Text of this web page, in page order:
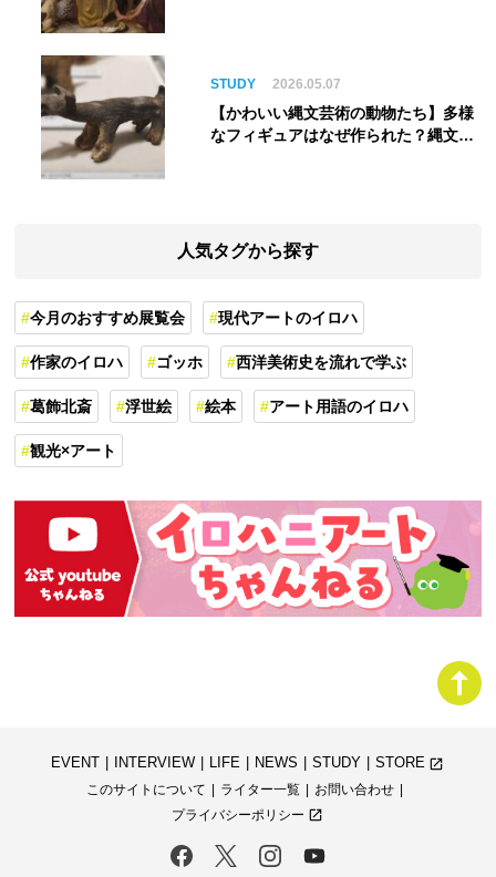
STUDY 2026.05.07
【かわいい縄文芸術の動物たち】多様
なフィギュアはなぜ作られた？縄文人
人気タグから探す
今月のおすすめ展覧会 現代アートのイロハ
作家のイロハ ゴッホ 西洋美術史を流れで学ぶ
葛飾北斎 浮世絵 絵本 アート用語のイロハ
観光×アート
EVENT INTERVIEW LIFE NEWS STUDY STORE launch
このサイトについて
ライター一覧
お問い合わせ
プライバシーポリシー launch